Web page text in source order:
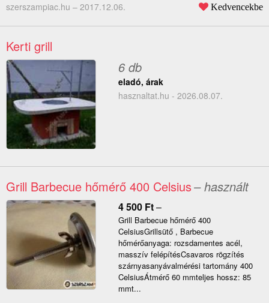
szerszampiac.hu – 2017.12.06. Kedvencekbe
Kerti grill
6 db
eladó, árak
hasznaltat.hu - 2026.08.07.
Grill Barbecue hőmérő 400 Celsius– használt
4 500 Ft–
Grill Barbecue hőmérő 400
CelsiusGrillsütő , Barbecue
hőmérőanyaga: rozsdamentes acél,
masszív felépítésCsavaros rögzítés
szárnyasanyávalmérési tartomány 400
CelsiusÁtmérő 60 mmteljes hossz: 85
mmt...